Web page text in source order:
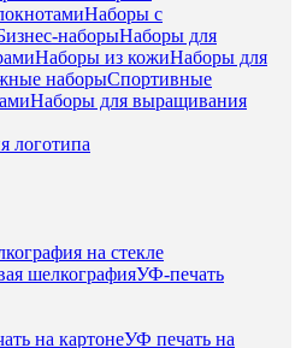
Наборы с
наборыНаборы для
Наборы из кожиНаборы для
наборыСпортивные
Наборы для выращивания
логотипа
на стекле
шелкографияУФ-печать
на картонеУФ печать на